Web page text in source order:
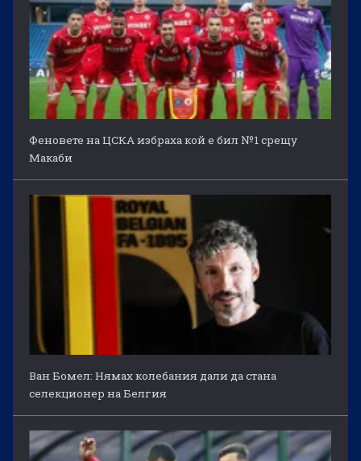
Феновете на ЦСКА избраха кой е бил №1 срещу
Макаби
Ван Бомел: Нямах колебания дали да стана
селекционер на Белгия